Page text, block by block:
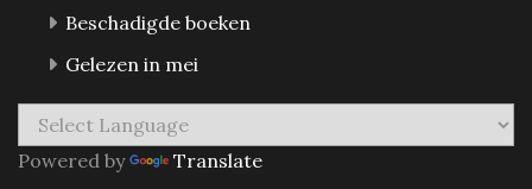
Beschadigde boeken
Gelezen in mei
Powered by Translate